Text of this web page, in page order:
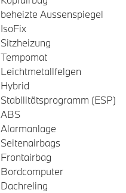
beheizte Aussenspiegel
IsoFix
Sitzheizung
Tempomat
Leichtmetallfelgen
Hybrid
Stabilitätsprogramm (ESP)
ABS
Alarmanlage
Seitenairbags
Frontairbag
Bordcomputer
Dachreling